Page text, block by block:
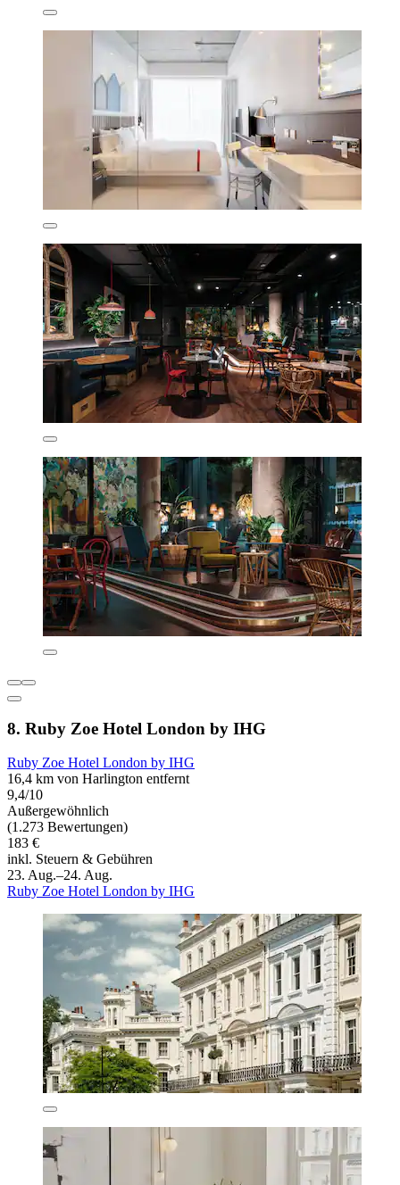
8. Ruby Zoe Hotel London by IHG
Ruby Zoe Hotel London by IHG
16,4 km von Harlington entfernt
9,4/10
Außergewöhnlich
(1.273 Bewertungen)
183 €
inkl. Steuern & Gebühren
23. Aug.–24. Aug.
Ruby Zoe Hotel London by IHG